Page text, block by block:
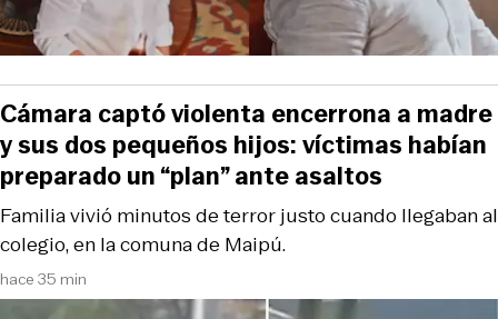
hace 35 min
Familia vivió minutos de terror justo cuando llegaban al
colegio, en la comuna de Maipú.
Cámara captó violenta encerrona a madre
y sus dos pequeños hijos: víctimas habían
preparado un “plan” ante asaltos